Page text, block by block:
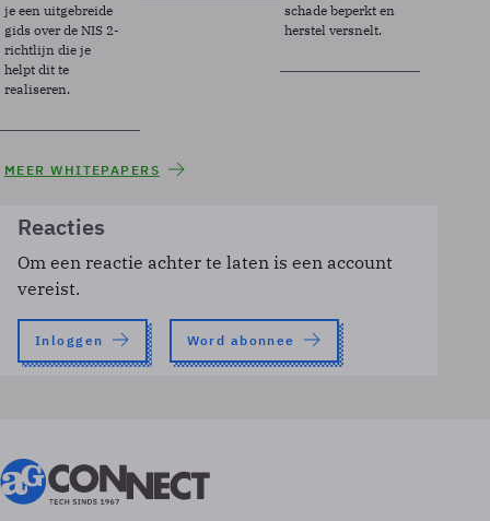
je een uitgebreide
gids over de NIS 2-
richtlijn die je
helpt dit te
realiseren.
schade beperkt en
herstel versnelt.
MEER WHITEPAPERS
Reacties
Om een reactie achter te laten is een account
vereist.
Inloggen Word abonnee